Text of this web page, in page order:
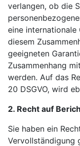
verlangen, ob die
eine
diesem
geeigneten
Zusammenhang
werden. Auf das
20 DSGVO, wird
2. Recht auf
Sie haben ein
Vervollständigung